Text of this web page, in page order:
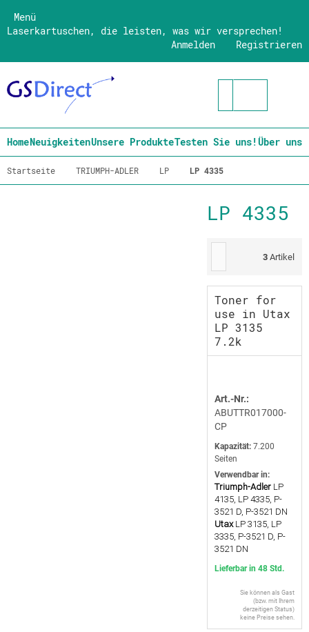
Menü
Laserkartuschen, die leisten, was wir versprechen!
Registrieren
Anmelden
HomeNeuigkeitenUnsere ProdukteTesten Sie uns!Über uns
Startseite TRIUMPH-ADLER LP LP 4335
LP 4335
3 Artikel
Toner for
use in Utax
LP 3135
7.2k
Art.-Nr.:
ABUTTR017000-
CP
Kapazität: 7.200
Seiten
Verwendbar in:
Triumph-Adler LP
4135, LP 4335, P-
3521 D, P-3521 DN
UtaxLP 3135, LP
3335, P-3521 D, P-
3521 DN
Lieferbar in 48 Std.
Sie können als Gast
(bzw. mit Ihrem
derzeitigen Status)
keine Preise sehen.